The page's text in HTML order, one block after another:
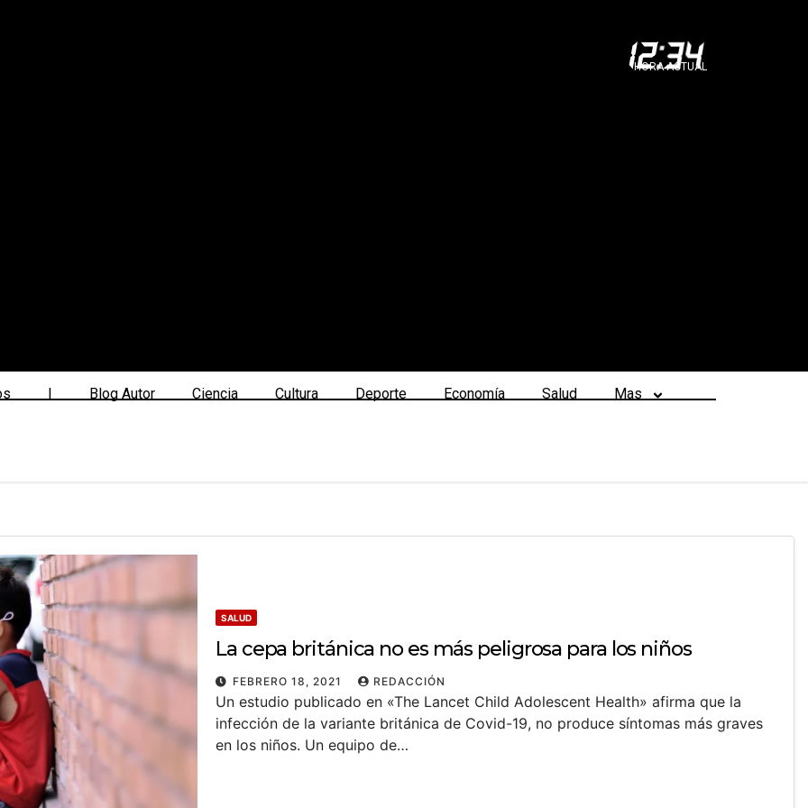
12:34
HORA ACTUAL
| Blog Autor Ciencia Cultura Deporte Economía Salud Mas
SALUD
La cepa británica no es más peligrosa para los niños
FEBRERO 18, 2021 REDACCIÓN
Un estudio publicado en «The Lancet Child Adolescent Health» afirma que la
infección de la variante británica de Covid-19, no produce síntomas más graves
en los niños. Un equipo de…